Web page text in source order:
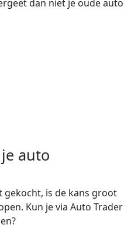
dan niet je oude auto
auto
gekocht, is de kans groot
Kun je via Auto Trader